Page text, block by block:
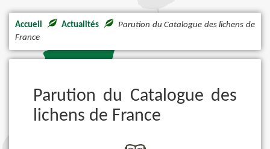
Accueil Actualités
Parution du Catalogue des lichens de
France
Parution du Catalogue des
lichens de France